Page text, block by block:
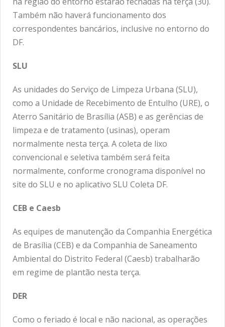
Também não haverá funcionamento dos
correspondentes bancários, inclusive no entorno do
DF.
SLU
As unidades do Serviço de Limpeza Urbana (SLU),
como a Unidade de Recebimento de Entulho (URE), o
Aterro Sanitário de Brasília (ASB) e as gerências de
limpeza e de tratamento (usinas), operam
normalmente nesta terça. A coleta de lixo
convencional e seletiva também será feita
normalmente, conforme cronograma disponível no
site do SLU e no aplicativo SLU Coleta DF.
CEB e Caesb
As equipes de manutenção da Companhia Energética
de Brasília (CEB) e da Companhia de Saneamento
Ambiental do Distrito Federal (Caesb) trabalharão
em regime de plantão nesta terça.
DER
Como o feriado é local e não nacional, as operações